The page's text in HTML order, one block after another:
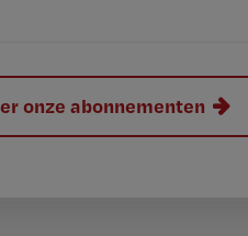
onze abonnementen